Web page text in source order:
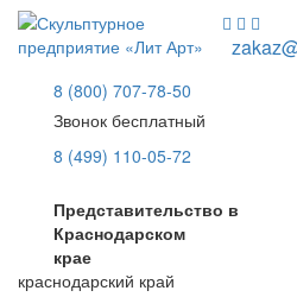
8 (800) 707-78-50
Звонок бесплатный
8 (499) 110-05-72
Представительство в
Краснодарском
крае
краснодарский край